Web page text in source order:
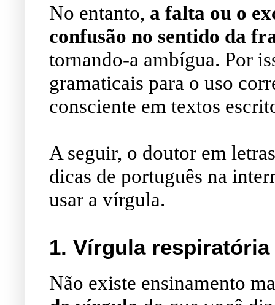
No entanto, a falta ou o
confusão no sentido da
tornando-a ambígua. Por
gramaticais para o uso
consciente em textos
A seguir, o doutor em
dicas de português na
usar a vírgula.
1. Vírgula respiratória
Não existe ensinamento